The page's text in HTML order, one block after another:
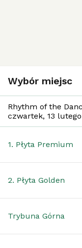
Wybór miejsc
Rhythm of the
czwartek, 13
1. Płyta Premium
2. Płyta Golden
Trybuna Górna